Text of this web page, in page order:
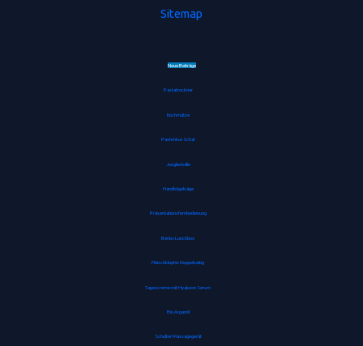
Sitemap
Neue Beiträge
Pastatrockner
Kochmütze
Pashmina-Schal
Jonglierbälle
Handbügelsäge
Präsentationsfernbedienung
Bento-Lunchbox
Fleischklopfer Doppelseitig
Tagescreme mit Hyaluron Serum
Bio Arganöl
Schulter Massagegerät